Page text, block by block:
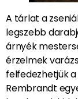
A tárlat a
legszebb
árnyék
érzelmek
felfedezhetjük
Rembrandt